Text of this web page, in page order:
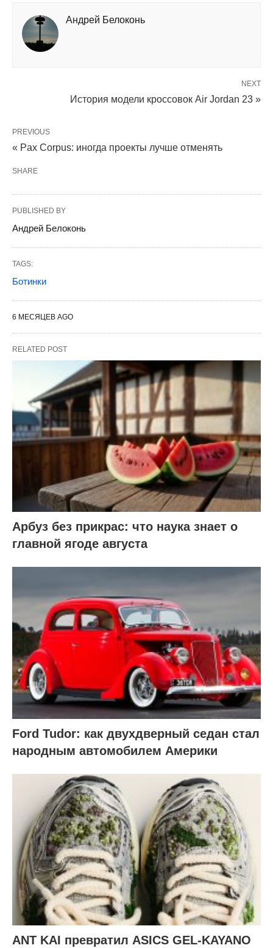
Андрей Белоконь
NEXT
История модели кроссовок Air Jordan 23 »
PREVIOUS
« Pax Corpus: иногда проекты лучше отменять
SHARE
PUBLISHED BY
Андрей Белоконь
TAGS:
Ботинки
6 МЕСЯЦЕВ AGO
RELATED POST
Арбуз без прикрас: что наука знает о
главной ягоде августа
Ford Tudor: как двухдверный седан стал
народным автомобилем Америки
ANT KAI превратил ASICS GEL-KAYANO